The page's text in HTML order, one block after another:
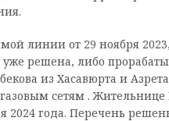
линии от 29 ноября
уже решена, либо
из Хасавюрта и
сетям .
2024 года. Перечень